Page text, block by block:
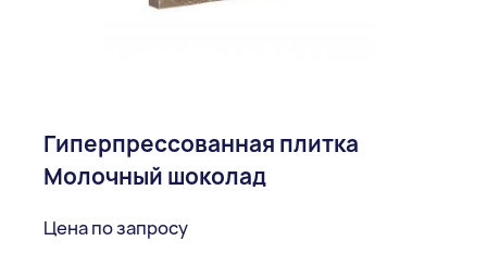
Гиперпрессованная плитка
Молочный шоколад
Цена по запросу